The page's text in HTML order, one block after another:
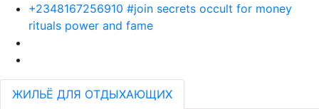
+2348167256910 #join secrets occult for money
rituals power and fame
ЖИЛЬЁ ДЛЯ ОТДЫХАЮЩИХ